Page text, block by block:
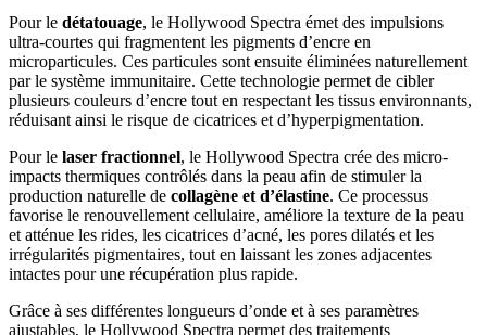
Pour le détatouage, le Hollywood Spectra émet des impulsions
ultra-courtes qui fragmentent les pigments d’encre en
microparticules. Ces particules sont ensuite éliminées naturellement
par le système immunitaire. Cette technologie permet de cibler
plusieurs couleurs d’encre tout en respectant les tissus environnants,
réduisant ainsi le risque de cicatrices et d’hyperpigmentation.
Pour le laser fractionnel, le Hollywood Spectra crée des micro-
impacts thermiques contrôlés dans la peau afin de stimuler la
production naturelle de collagène et d’élastine. Ce processus
favorise le renouvellement cellulaire, améliore la texture de la peau
et atténue les rides, les cicatrices d’acné, les pores dilatés et les
irrégularités pigmentaires, tout en laissant les zones adjacentes
intactes pour une récupération plus rapide.
Grâce à ses différentes longueurs d’onde et à ses paramètres
ajustables, le Hollywood Spectra permet des traitements